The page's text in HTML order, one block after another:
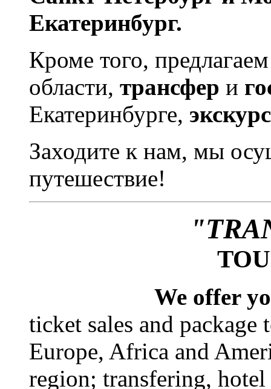
Екатеринбург.
Кроме того,
области, трансфер и
Екатеринбурге,
Заходите к нам, мы
путешествие!
We offer
ticket sales and
Europe, Africa and
region; transfering,